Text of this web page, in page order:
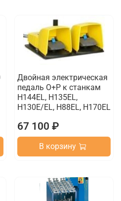
Двойная электрическая
педаль O+P к станкам
H144EL, H135EL,
H130E/EL, H88EL, H170EL
67 100 ₽
В корзину